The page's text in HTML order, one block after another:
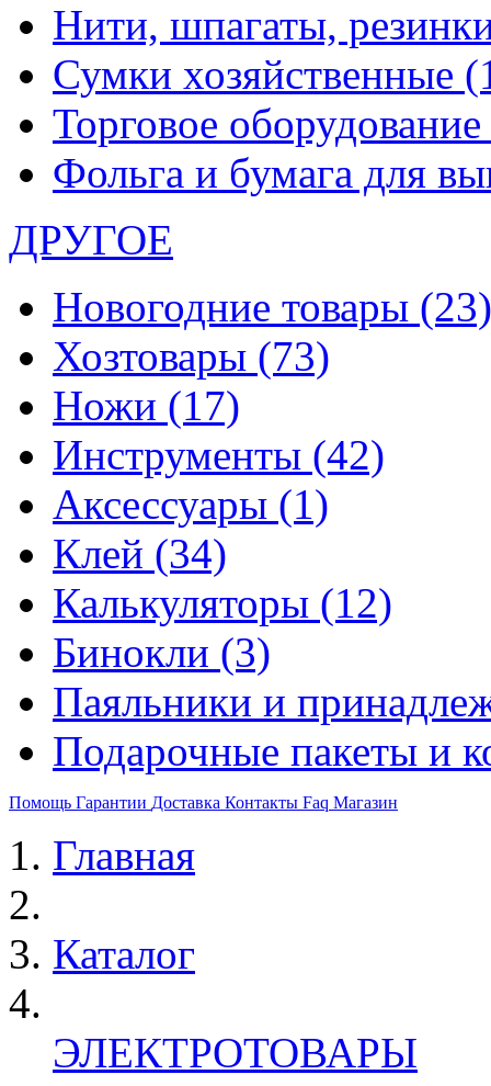
Нити, шпагаты,
Сумки хозяйственные
Торговое оборудование
Фольга и бумага для
ДРУГОЕ
Новогодние товары (23)
Хозтовары (73)
Ножи (17)
Инструменты (42)
Аксессуары (1)
Клей (34)
Калькуляторы (12)
Бинокли (3)
Паяльники и
Подарочные пакеты и
Помощь Гарантии Доставка Контакты Faq Магазин
Главная
Каталог
ЭЛЕКТРОТОВАРЫ